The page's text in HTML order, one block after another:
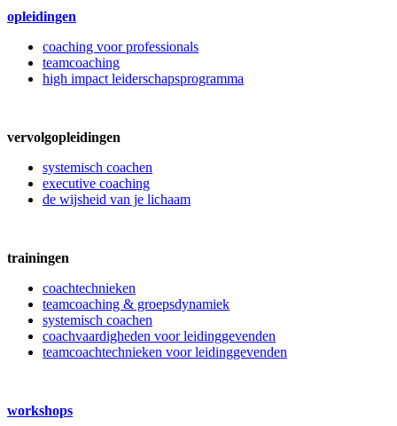
opleidingen
coaching voor professionals
teamcoaching
high impact leiderschapsprogramma
vervolgopleidingen
systemisch coachen
executive coaching
de wijsheid van je lichaam
trainingen
coachtechnieken
teamcoaching & groepsdynamiek
systemisch coachen
coachvaardigheden voor leidinggevenden
teamcoachtechnieken voor leidinggevenden
workshops